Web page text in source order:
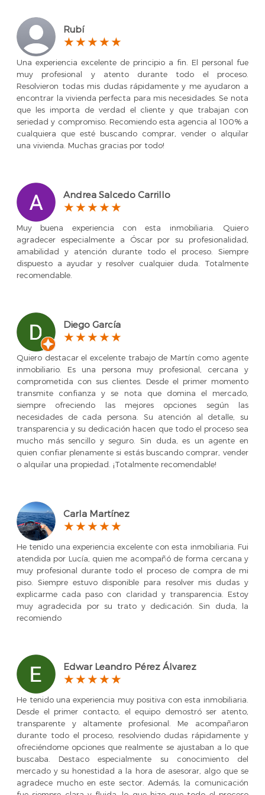
Rubí
Una experiencia excelente de principio a fin. El personal fue
muy profesional y atento durante todo el proceso.
Resolvieron todas mis dudas rápidamente y me ayudaron a
encontrar la vivienda perfecta para mis necesidades. Se nota
que les importa de verdad el cliente y que trabajan con
seriedad y compromiso. Recomiendo esta agencia al 100% a
cualquiera que esté buscando comprar, vender o alquilar
una vivienda. Muchas gracias por todo!
Andrea Salcedo Carrillo
Muy buena experiencia con esta inmobiliaria. Quiero
agradecer especialmente a Óscar por su profesionalidad,
amabilidad y atención durante todo el proceso. Siempre
dispuesto a ayudar y resolver cualquier duda. Totalmente
recomendable.
Diego García
Quiero destacar el excelente trabajo de Martín como agente
inmobiliario. Es una persona muy profesional, cercana y
comprometida con sus clientes. Desde el primer momento
transmite confianza y se nota que domina el mercado,
siempre ofreciendo las mejores opciones según las
necesidades de cada persona. Su atención al detalle, su
transparencia y su dedicación hacen que todo el proceso sea
mucho más sencillo y seguro. Sin duda, es un agente en
quien confiar plenamente si estás buscando comprar, vender
o alquilar una propiedad. ¡Totalmente recomendable!
Carla Martínez
He tenido una experiencia excelente con esta inmobiliaria. Fui
atendida por Lucía, quien me acompañó de forma cercana y
muy profesional durante todo el proceso de compra de mi
piso. Siempre estuvo disponible para resolver mis dudas y
explicarme cada paso con claridad y transparencia. Estoy
muy agradecida por su trato y dedicación. Sin duda, la
recomiendo
Edwar Leandro Pérez Álvarez
He tenido una experiencia muy positiva con esta inmobiliaria.
Desde el primer contacto, el equipo demostró ser atento,
transparente y altamente profesional. Me acompañaron
durante todo el proceso, resolviendo dudas rápidamente y
ofreciéndome opciones que realmente se ajustaban a lo que
buscaba. Destaco especialmente su conocimiento del
mercado y su honestidad a la hora de asesorar, algo que se
agradece mucho en este sector. Además, la comunicación